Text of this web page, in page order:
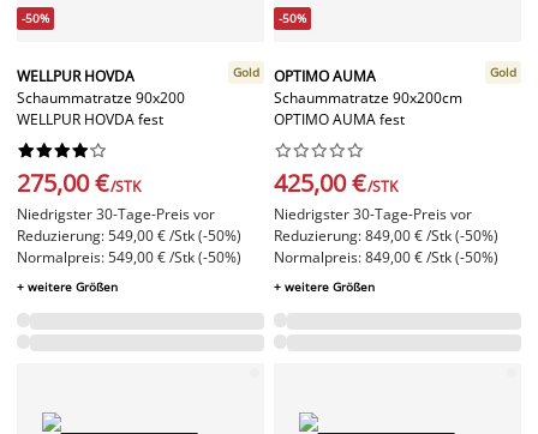
-50%
WELLPUR HOVDA
Schaummatratze 90x200
WELLPUR HOVDA fest
Gold






275,00 €/STK
Niedrigster 30-Tage-Preis vor
Reduzierung: 549,00 € /Stk (-50%)
Normalpreis: 549,00 € /Stk (-50%)
+ weitere Größen
-50%
OPTIMO AUMA
Schaummatratze 90x200cm
OPTIMO AUMA fest
Gold






425,00 €/STK
Niedrigster 30-Tage-Preis vor
Reduzierung: 849,00 € /Stk (-50%)
Normalpreis: 849,00 € /Stk (-50%)
+ weitere Größen